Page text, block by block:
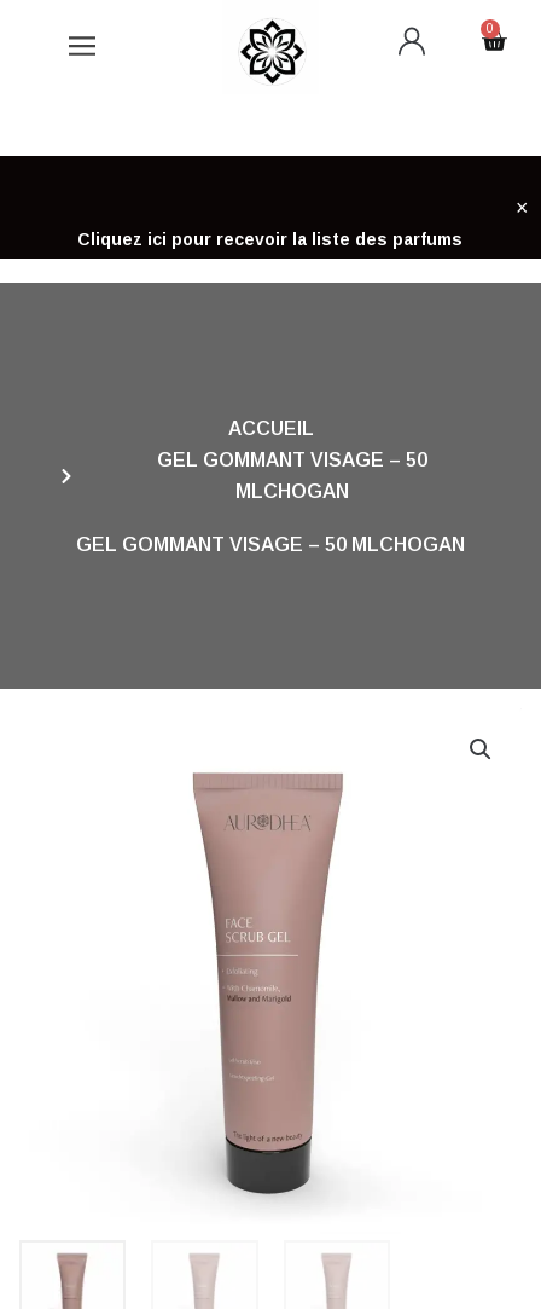
0
Cart
Cliquez ici pour recevoir la liste des parfums
×
ACCUEIL
GEL GOMMANT VISAGE – 50
MLCHOGAN
GEL GOMMANT VISAGE – 50 MLCHOGAN